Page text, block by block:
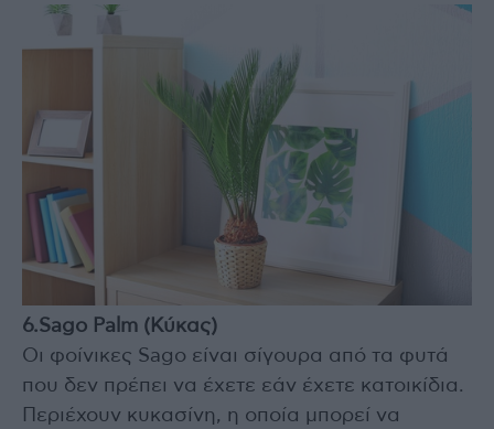
6.Sago Palm (Κύκας)
Οι φοίνικες Sago είναι σίγουρα από τα φυτά
που δεν πρέπει να έχετε εάν έχετε κατοικίδια.
Περιέχουν κυκασίνη, η οποία μπορεί να